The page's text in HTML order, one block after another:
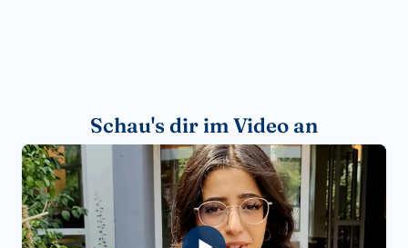
Schau's dir im Video an